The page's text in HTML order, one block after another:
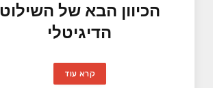
הכיוון הבא של השילוט
הדיגיטלי
קרא עוד